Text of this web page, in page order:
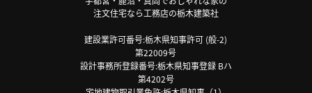
注文住宅なら工務店の栃木建築社
建設業許可番号:栃木県知事許可 (般-2)
第22009号
設計事務所登録番号:栃木県知事登録 Bハ
第4202号